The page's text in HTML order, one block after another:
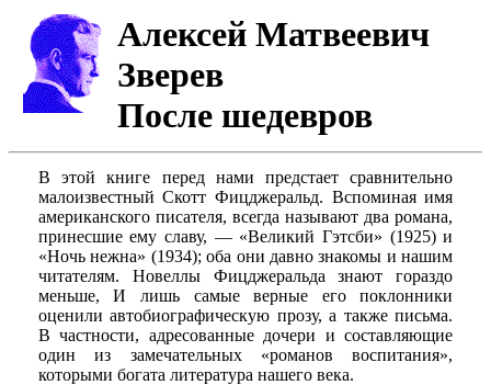
Алексей Матвеевич
Зверев
После шедевров
В этой книге перед нами предстает сравнительно
малоизвестный Скотт Фицджеральд. Вспоминая имя
американского писателя, всегда называют два романа,
принесшие ему славу, — «Великий Гэтсби» (1925) и
«Ночь нежна» (1934); оба они давно знакомы и нашим
читателям. Новеллы Фицджеральда знают гораздо
меньше, И лишь самые верные его поклонники
оценили автобиографическую прозу, а также письма.
В частности, адресованные дочери и составляющие
один из замечательных «романов воспитания»,
которыми богата литература нашего века.